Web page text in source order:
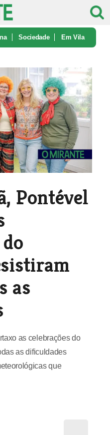
Sociedade Em Vila
Pontével
as
as celebrações do
as dificuldades
que